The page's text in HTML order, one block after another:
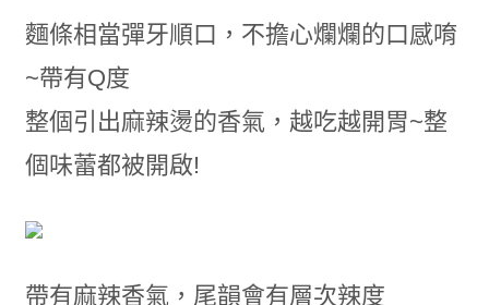
麵條相當彈牙順口，不擔心爛爛的口感唷
~帶有Q度
整個引出麻辣燙的香氣，越吃越開胃~整
個味蕾都被開啟!
帶有麻辣香氣，尾韻會有層次辣度